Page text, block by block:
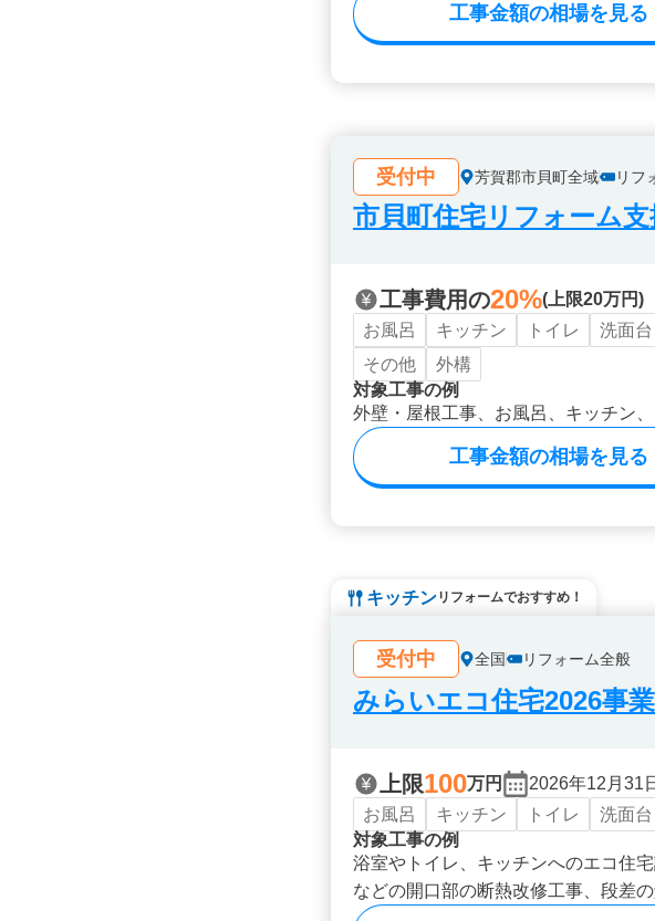
工事金額の相場を見る
受付中 芳賀郡市貝町全域 リフ
市貝町住宅リフォーム
工事費用の20%(上限20万円)
お風呂
キッチン トイレ 洗面台
その他
外構
対象工事の例
外壁・屋根工事、お風呂、キッチン
工事金額の相場を見る
キッチンリフォームでおすすめ！
受付中 全国 リフォーム全般
みらいエコ住宅2026事業
上限100万円
2026年12月31
お風呂
キッチン トイレ 洗面台
対象工事の例
浴室やトイレ、キッチンへのエコ住
などの開口部の断熱改修工事、段差